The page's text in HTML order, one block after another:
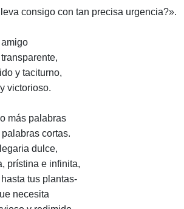
consigo con tan precisa urgencia?».
y taciturno,
victorioso.
más palabras
cortas.
dulce,
prístina e infinita,
tus plantas-
necesita